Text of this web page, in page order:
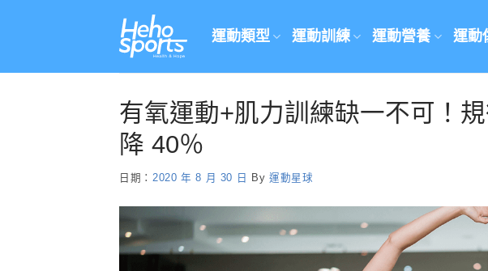
運動類型 運動訓練 運動營養 運動
有氧運動+肌力訓練缺一不可！
降 40％
日期： 2020 年 8 月 30 日 By 運動星球